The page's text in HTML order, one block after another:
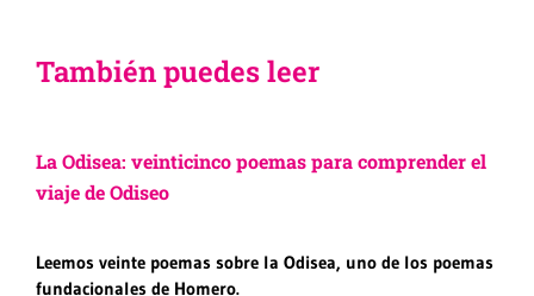
También puedes leer
La Odisea: veinticinco poemas para comprender el
viaje de Odiseo
Leemos veinte poemas sobre la Odisea, uno de los poemas
fundacionales de Homero.